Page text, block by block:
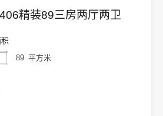
精装89三房两厅两卫
89 平方米